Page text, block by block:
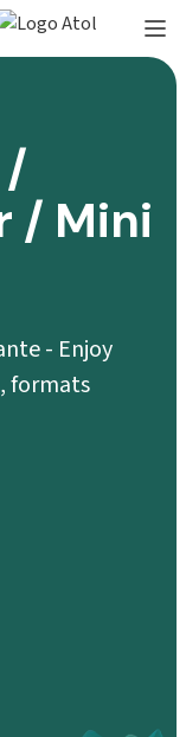
/
/ Mini
- Enjoy
formats